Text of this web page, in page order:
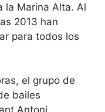
la Marina Alta. Al
2013 han
para todos los
el grupo de
bailes